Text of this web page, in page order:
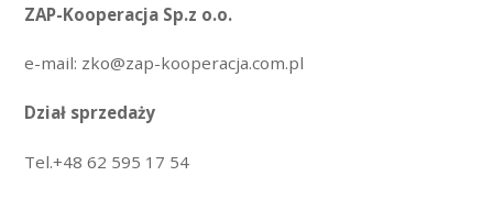
ZAP-Kooperacja Sp.z o.o.
e-mail: zko@zap-kooperacja.com.pl
Dział sprzedaży
Tel.+48 62 595 17 54